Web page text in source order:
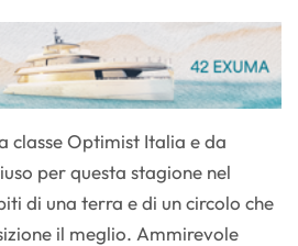
classe Optimist Italia e da
per questa stagione nel
di una terra e di un circolo che
il meglio. Ammirevole